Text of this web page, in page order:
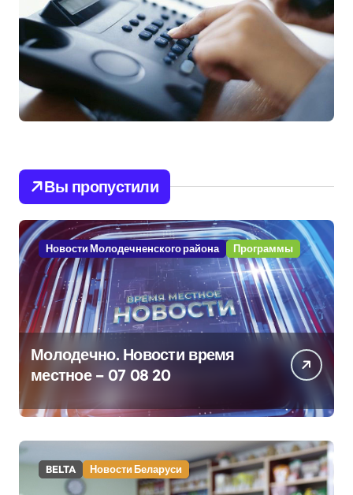
Вы пропустили
Новости Молодечненского района Программы
Молодечно. Новости время
местное – 07 08 20
BELTA Новости Беларуси